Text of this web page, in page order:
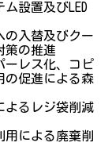
置及びLED
替及びクー
策の推進
ス化、コピ
の促進による森
レジ袋削減
よる廃棄削